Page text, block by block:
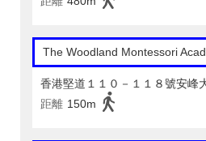
The Woodland Montessori
香港堅道１１０－１１８號安峰
距離 150m